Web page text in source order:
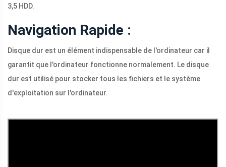
3,5 HDD.
Navigation Rapide :
Disque dur est un élément indispensable de l'ordinateur car il
garantit que l'ordinateur fonctionne normalement. Le disque
dur est utilisé pour stocker tous les fichiers et le système
d'exploitation sur l'ordinateur.